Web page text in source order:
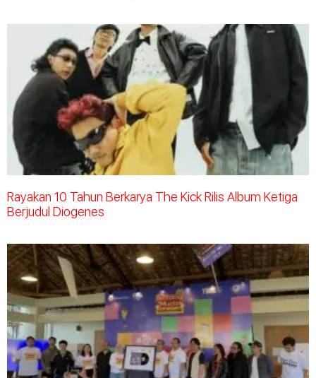
Rayakan 10 Tahun Berkarya The Kick Rilis Album Ketiga
Berjudul Diogenes